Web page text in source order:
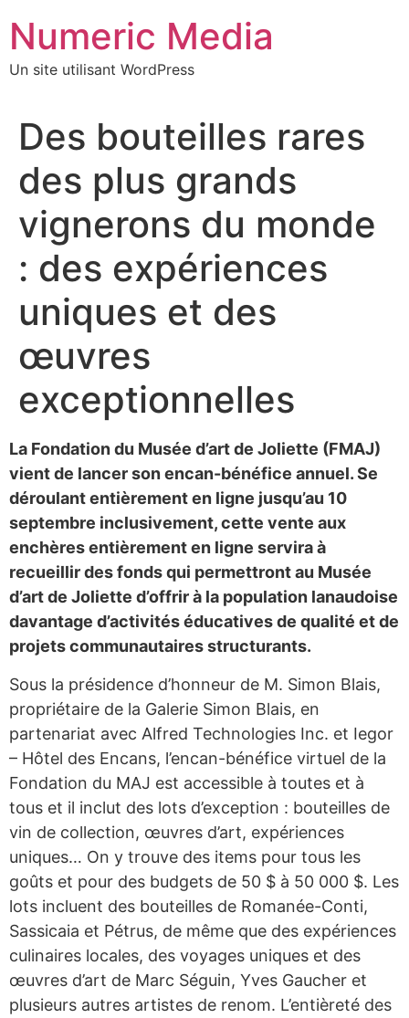
contenu
Numeric Media
Un site utilisant WordPress
Des bouteilles rares
des plus grands
vignerons du monde
: des expériences
uniques et des
œuvres
exceptionnelles
La Fondation du Musée d’art de Joliette (FMAJ)
vient de lancer son encan-bénéfice annuel. Se
déroulant entièrement en ligne jusqu’au 10
septembre inclusivement, cette vente aux
enchères entièrement en ligne servira à
recueillir des fonds qui permettront au Musée
d’art de Joliette d’offrir à la population lanaudoise
davantage d’activités éducatives de qualité et de
projets communautaires structurants.
Sous la présidence d’honneur de M. Simon Blais,
propriétaire de la Galerie Simon Blais, en
partenariat avec Alfred Technologies Inc. et Iegor
– Hôtel des Encans, l’encan-bénéfice virtuel de la
Fondation du MAJ est accessible à toutes et à
tous et il inclut des lots d’exception : bouteilles de
vin de collection, œuvres d’art, expériences
uniques… On y trouve des items pour tous les
goûts et pour des budgets de 50 $ à 50 000 $. Les
lots incluent des bouteilles de Romanée-Conti,
Sassicaia et Pétrus, de même que des expériences
culinaires locales, des voyages uniques et des
œuvres d’art de Marc Séguin, Yves Gaucher et
plusieurs autres artistes de renom. L’entièreté des